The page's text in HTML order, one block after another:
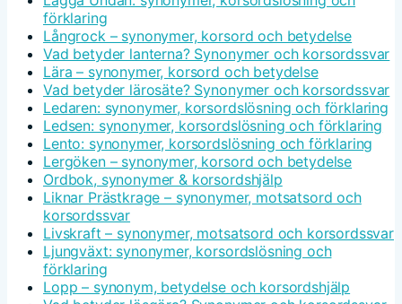
förklaring
Långrock – synonymer, korsord och betydelse
Vad betyder lanterna? Synonymer och korsordssvar
Lära – synonymer, korsord och betydelse
Vad betyder lärosäte? Synonymer och korsordssvar
Ledaren: synonymer, korsordslösning och förklaring
Ledsen: synonymer, korsordslösning och förklaring
Lento: synonymer, korsordslösning och förklaring
Lergöken – synonymer, korsord och betydelse
Ordbok, synonymer & korsordshjälp
Liknar Prästkrage – synonymer, motsatsord och
korsordssvar
Livskraft – synonymer, motsatsord och korsordssvar
Ljungväxt: synonymer, korsordslösning och
förklaring
Lopp – synonym, betydelse och korsordshjälp